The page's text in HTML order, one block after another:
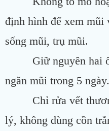
định hình để xem
sống mũi, trụ mũi.
Giữ nguyên hai
ngăn mũi trong 5 ngày.
Chỉ rửa vết
lý, không dùng cồn